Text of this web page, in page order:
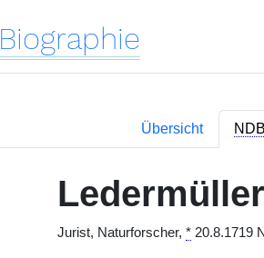
Biographie
Übersicht NDB
Ledermüller
Jurist, Naturforscher, *20.8.1719